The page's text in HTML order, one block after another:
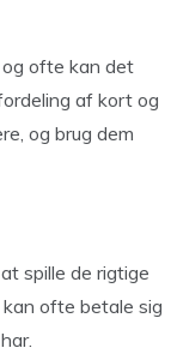
ofte kan det
af kort og
og brug dem
spille de rigtige
ofte betale sig